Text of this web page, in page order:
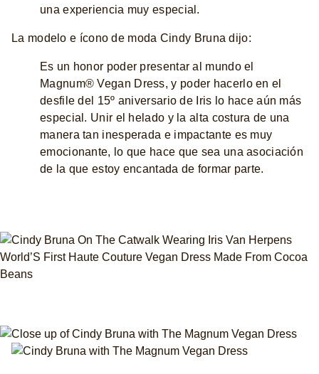
una experiencia muy especial.
La modelo e ícono de moda Cindy Bruna dijo:
Es un honor poder presentar al mundo el
Magnum® Vegan Dress, y poder hacerlo en el
desfile del 15º aniversario de Iris lo hace aún más
especial. Unir el helado y la alta costura de una
manera tan inesperada e impactante es muy
emocionante, lo que hace que sea una asociación
de la que estoy encantada de formar parte.